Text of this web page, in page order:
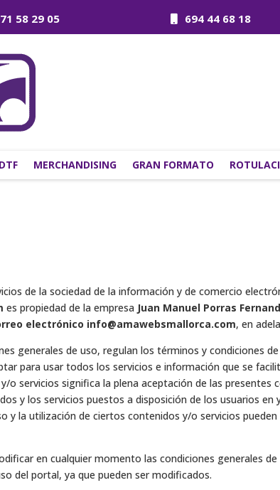
58 29 05 694 44 68 18
DTF MERCHANDISING GRAN FORMATO
de la sociedad de la información y de comercio
es propiedad de la empresa Juan Manuel Porras
electrónico info@amawebsmallorca.com, en
generales de uso, regulan los términos y condiciones
para usar todos los servicios e información que se
servicios significa la plena aceptación de las presentes
y los servicios puestos a disposición de los usuarios
y la utilización de ciertos contenidos y/o servicios
en cualquier momento las condiciones generales
del portal, ya que pueden ser modificados.